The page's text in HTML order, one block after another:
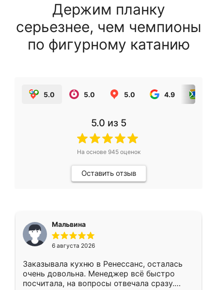
Держим планку
серьезнее, чем чемпионы
по фигурному катанию
5.0 5.0 5.0 4.9
5.0 из 5
На основе 945оценок
Оставить отзыв
Мальвина
6 августа 2026
Заказывала кухню в Ренессанс, осталась
очень довольна. Менеджер всё быстро
посчитала, на вопросы отвечала сразу.